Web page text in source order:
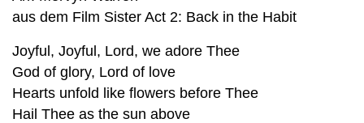
aus dem Film Sister Act 2: Back in the Habit
Joyful, Joyful, Lord, we adore Thee
God of glory, Lord of love
Hearts unfold like flowers before Thee
Hail Thee as the sun above